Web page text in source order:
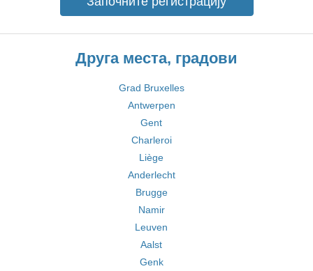
Друга места, градови
Grad Bruxelles
Antwerpen
Gent
Charleroi
Liège
Anderlecht
Brugge
Namir
Leuven
Aalst
Genk